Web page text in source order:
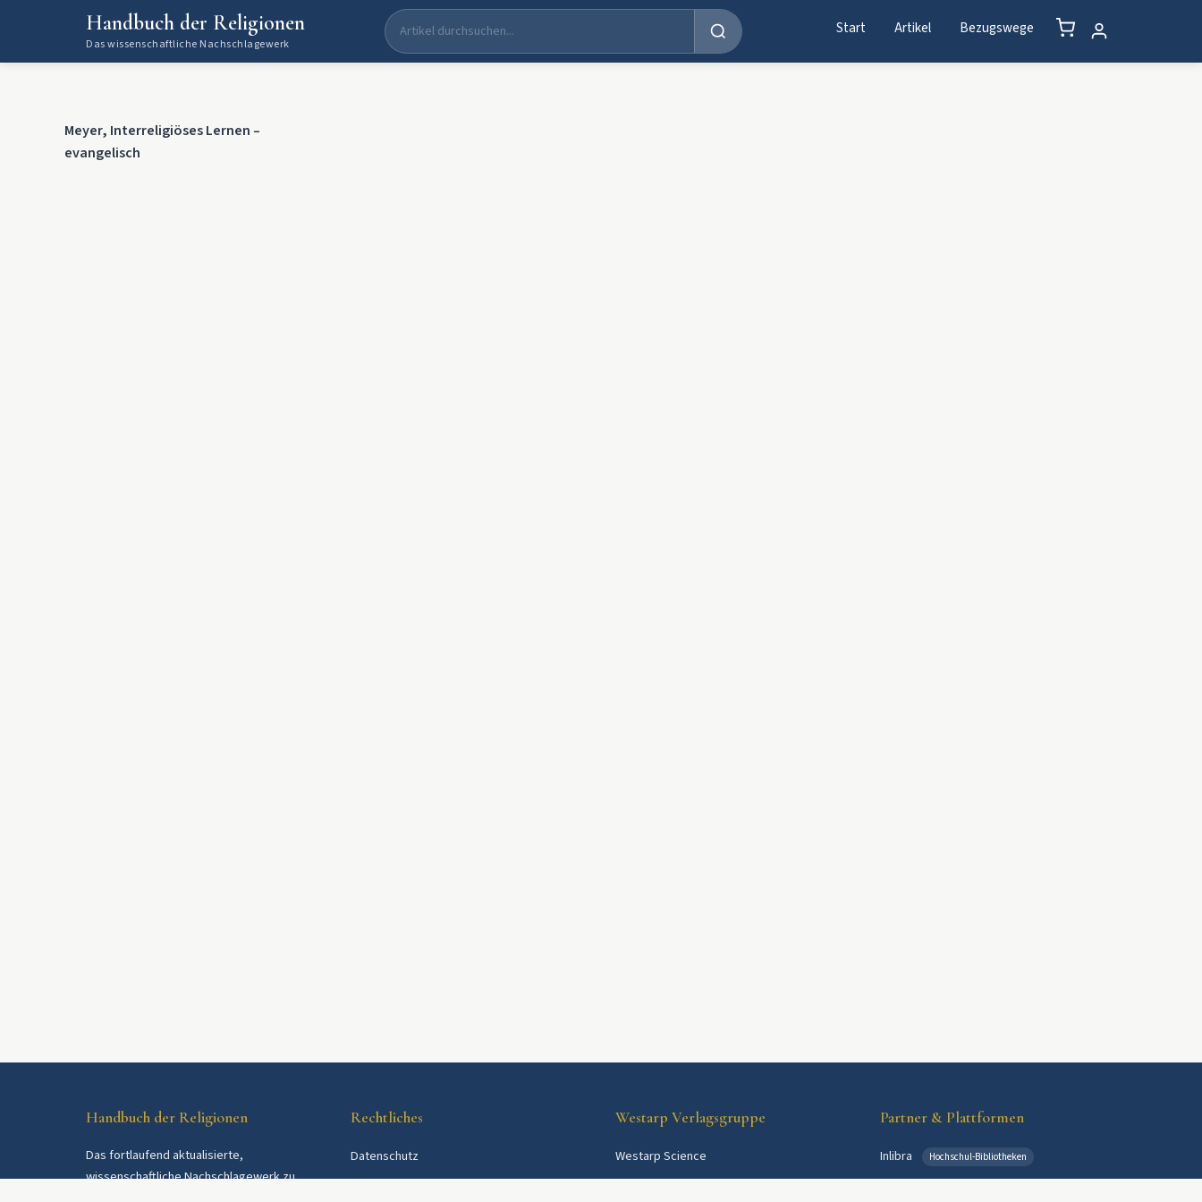
Handbuch der Religionen
Das wissenschaftliche Nachschlagewerk
Start Artikel Bezugswege
Meyer, Interreligiöses Lernen –
evangelisch
Handbuch der Religionen
Das fortlaufend aktualisierte,
wissenschaftliche Nachschlagewerk zu
Rechtliches
Datenschutz
Westarp Verlagsgruppe
Westarp Science
Partner & Plattformen
Inlibra Hochschul-Bibliotheken